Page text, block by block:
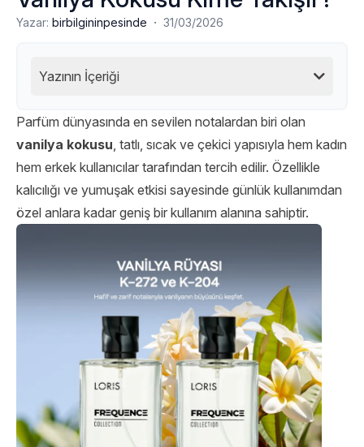
Yazar: birbilgininpesinde · 31/03/2026
Yazının İçeriği
Parfüm dünyasında en sevilen notalardan biri olan
vanilya kokusu, tatlı, sıcak ve çekici yapısıyla hem kadın
hem erkek kullanıcılar tarafından tercih edilir. Özellikle
kalıcılığı ve yumuşak etkisi sayesinde günlük kullanımdan
özel anlara kadar geniş bir kullanım alanına sahiptir.